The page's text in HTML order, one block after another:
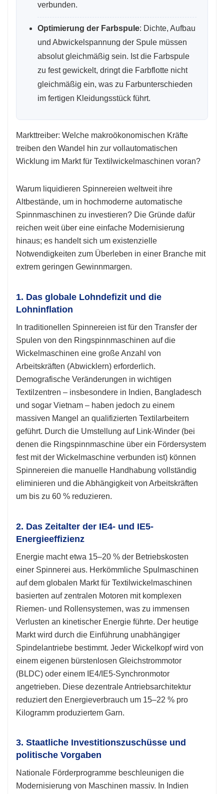
verbunden.
Optimierung der Farbspule: Dichte, Aufbau
und Abwickelspannung der Spule müssen
absolut gleichmäßig sein. Ist die Farbspule
zu fest gewickelt, dringt die Farbflotte nicht
gleichmäßig ein, was zu Farbunterschieden
im fertigen Kleidungsstück führt.
Markttreiber: Welche makroökonomischen Kräfte
treiben den Wandel hin zur vollautomatischen
Wicklung im Markt für Textilwickelmaschinen voran?
Warum liquidieren Spinnereien weltweit ihre
Altbestände, um in hochmoderne automatische
Spinnmaschinen zu investieren? Die Gründe dafür
reichen weit über eine einfache Modernisierung
hinaus; es handelt sich um existenzielle
Notwendigkeiten zum Überleben in einer Branche mit
extrem geringen Gewinnmargen.
1. Das globale Lohndefizit und die
Lohninflation
In traditionellen Spinnereien ist für den Transfer der
Spulen von den Ringspinnmaschinen auf die
Wickelmaschinen eine große Anzahl von
Arbeitskräften (Abwicklern) erforderlich.
Demografische Veränderungen in wichtigen
Textilzentren – insbesondere in Indien, Bangladesch
und sogar Vietnam – haben jedoch zu einem
massiven Mangel an qualifizierten Textilarbeitern
geführt. Durch die Umstellung auf Link-Winder (bei
denen die Ringspinnmaschine über ein Fördersystem
fest mit der Wickelmaschine verbunden ist) können
Spinnereien die manuelle Handhabung vollständig
eliminieren und die Abhängigkeit von Arbeitskräften
um bis zu 60 % reduzieren.
2. Das Zeitalter der IE4- und IE5-
Energieeffizienz
Energie macht etwa 15–20 % der Betriebskosten
einer Spinnerei aus. Herkömmliche Spulmaschinen
auf dem globalen Markt für Textilwickelmaschinen
basierten auf zentralen Motoren mit komplexen
Riemen- und Rollensystemen, was zu immensen
Verlusten an kinetischer Energie führte. Der heutige
Markt wird durch die Einführung unabhängiger
Spindelantriebe bestimmt. Jeder Wickelkopf wird von
einem eigenen bürstenlosen Gleichstrommotor
(BLDC) oder einem IE4/IE5-Synchronmotor
angetrieben. Diese dezentrale Antriebsarchitektur
reduziert den Energieverbrauch um 15–22 % pro
Kilogramm produziertem Garn.
3. Staatliche Investitionszuschüsse und
politische Vorgaben
Nationale Förderprogramme beschleunigen die
Modernisierung von Maschinen massiv. In Indien